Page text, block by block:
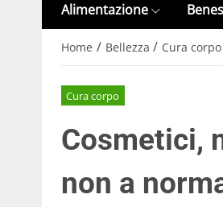
Alimentazione
Home / Bellezza / Cura corpo
Cura corpo
Cosmetici,
non a